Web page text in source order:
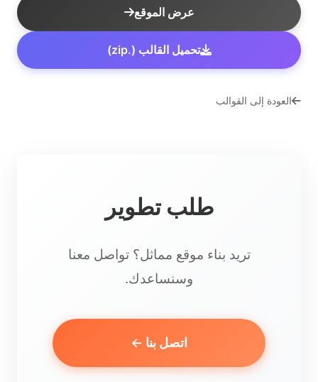
عرض الموقع
تحميل القالب (.zip)
العودة إلى القوالب
طلب تطوير
تريد بناء موقع مماثل؟ تواصل معنا
وسنساعدك.
اتصل بنا ←